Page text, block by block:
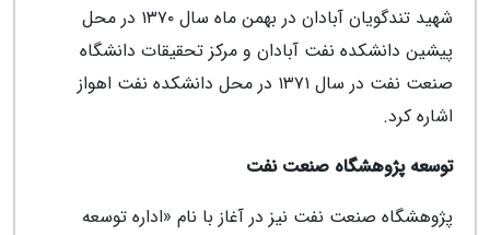
شهید تندگویان آبادان در بهمن ماه سال ۱۳۷۰ در محل
پیشین دانشکده نفت آبادان و مرکز تحقیقات دانشگاه
صنعت نفت در سال ۱۳۷۱ در محل دانشکده نفت اهواز
اشاره کرد.
توسعه پژوهشگاه صنعت نفت
پژوهشگاه صنعت نفت نیز در آغاز با نام «اداره توسعه